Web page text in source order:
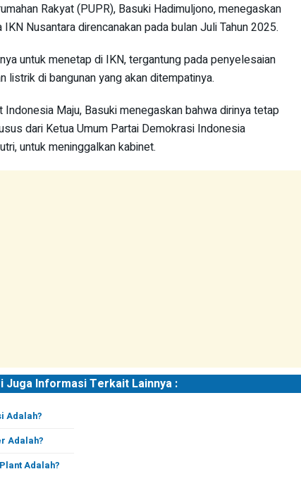
Rakyat (PUPR), Basuki Hadimuljono, menegaskan
Nusantara direncanakan pada bulan Juli Tahun 2025.
untuk menetap di IKN, tergantung pada penyelesaian
listrik di bangunan yang akan ditempatinya.
Indonesia Maju, Basuki menegaskan bahwa dirinya tetap
dari Ketua Umum Partai Demokrasi Indonesia
untuk meninggalkan kabinet.
Juga Informasi Terkait Lainnya :
Adalah?
Adalah?
Adalah?